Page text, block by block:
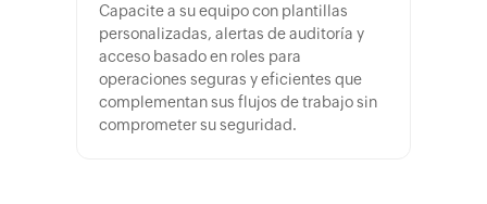
Capacite a su equipo con plantillas
personalizadas, alertas de auditoría y
acceso basado en roles para
operaciones seguras y eficientes que
complementan sus flujos de trabajo sin
comprometer su seguridad.